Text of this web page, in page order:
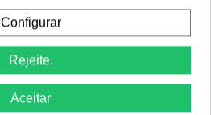
Comprar
Configurar
Rejeite.
Aceitar